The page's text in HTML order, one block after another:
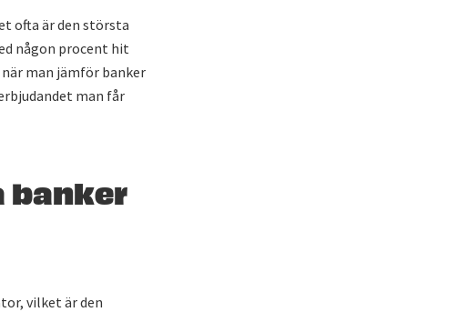
ofta är den största
någon procent hit
man jämför banker
man får
banker
vilket är den